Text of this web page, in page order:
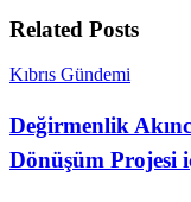
Related Posts
Kıbrıs Gündemi
Değirmenlik
Dönüşüm Projesi